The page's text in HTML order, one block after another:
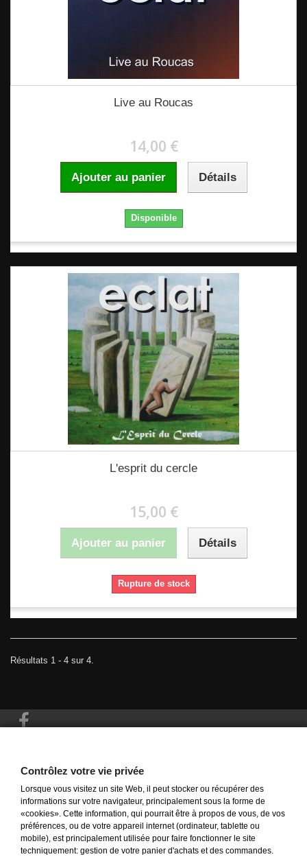
Live au Roucas
14,00 €
Ajouter au panier Détails
Disponible
L'esprit du cercle
15,00 €
Ajouter au panier Détails
Rupture de stock
Résultats 1 - 4 sur 4.
Mon compte
Informations sur votre boutique
Contrôlez votre vie privée
Lorsque vous visitez un site Web, il peut stocker ou récupérer des
informations sur votre navigateur, principalement sous la forme de
«cookies». Cette information, qui pourrait être à propos de vous, de vos
préférences, ou de votre appareil internet (ordinateur, tablette ou
mobile), est principalement utilisée pour faire fonctionner le site
techniquement: gestion de votre panier d'achats et des commandes.